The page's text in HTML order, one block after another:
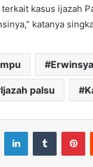
kasus ijazah
katanya
Ijazah palsu
Twitter LinkedIn Tumblr